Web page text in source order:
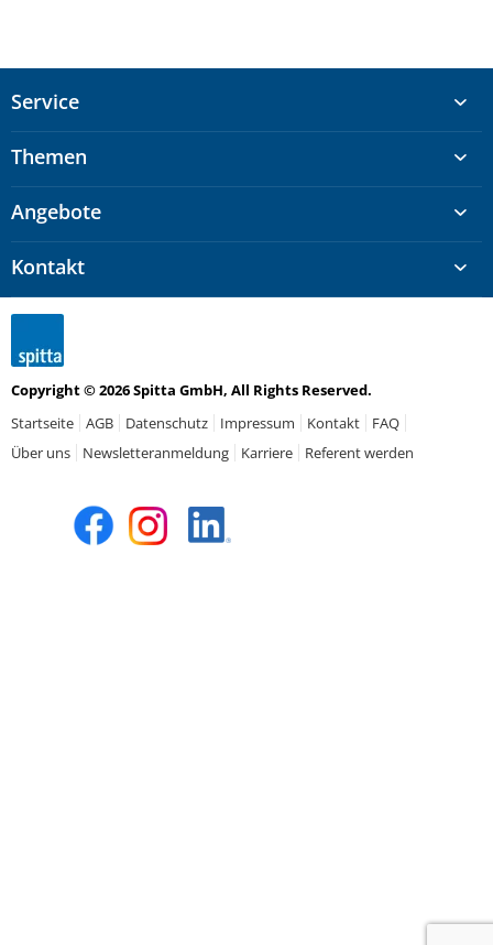
Service
Themen
Angebote
Kontakt
Copyright © 2026 Spitta GmbH, All Rights Reserved.
Startseite
AGB Datenschutz Impressum Kontakt
FAQ
Über uns
Newsletteranmeldung Karriere Referent werden